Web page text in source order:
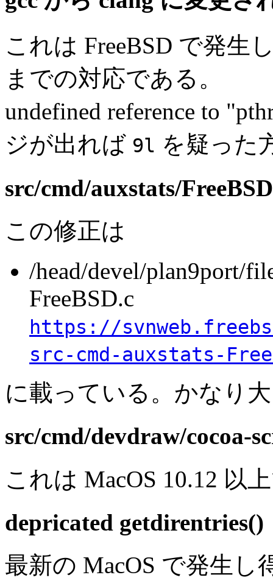
これは FreeBSD で発生
までの対応である。
undefined reference to
ジが出れば 9l を疑った
src/cmd/auxstats/
この修正は
/head/devel/plan9port/
FreeBSD.c
https://
src-cmd-auxstats-
に載っている。かなり
src/cmd/devdraw/cocoa-
これは MacOS 10.12 以
depricated getdirentries()
最新の MacOS で発生